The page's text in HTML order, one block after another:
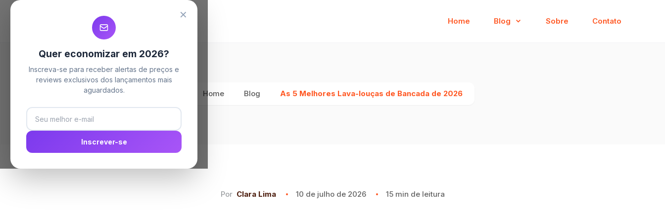
Home Blog Sobre Contato
Home Blog As 5 Melhores Lava-louças de Bancada de 2026
Por Clara Lima 10 de julho de 2026 15 min de leitura
✕
Quer economizar em 2026?
Inscreva-se para receber alertas de preços e
reviews exclusivos dos lançamentos mais
aguardados.
Inscrever-se